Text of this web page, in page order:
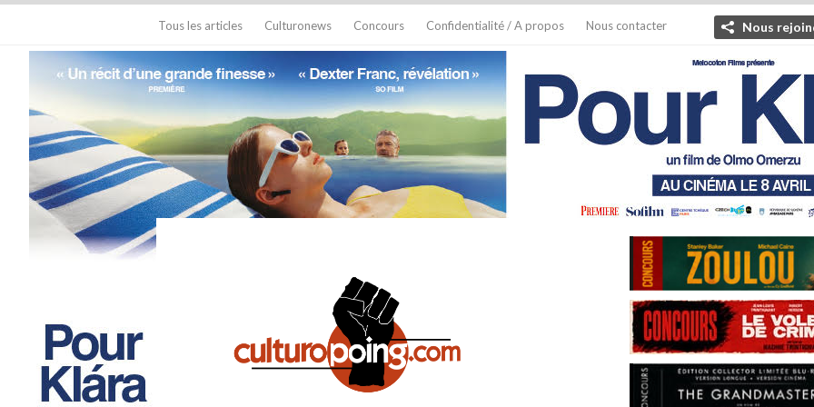
Tous les articles Culturonews Concours Confidentialité / A propos Nous contacter Nous